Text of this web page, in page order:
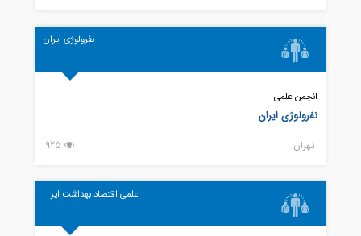
نفرولوژی ایران
انجمن علمی
نفرولوژی ایران
تهران 925
علمی اقتصاد بهداشت ایر...